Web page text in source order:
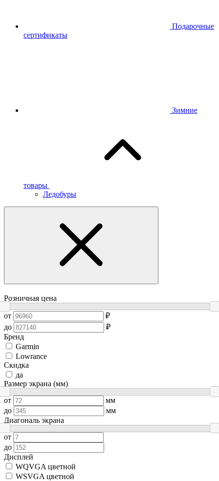
Подарочные
сертификаты
Зимние
товары
Ледобуры
Розничная цена
от
₽
до
₽
Бренд
Garmin
Lowrance
Скидка
да
Размер экрана (мм)
от
мм
до
мм
Диагональ экрана
от
до
Дисплей
WQVGA цветной
WSVGA цветной